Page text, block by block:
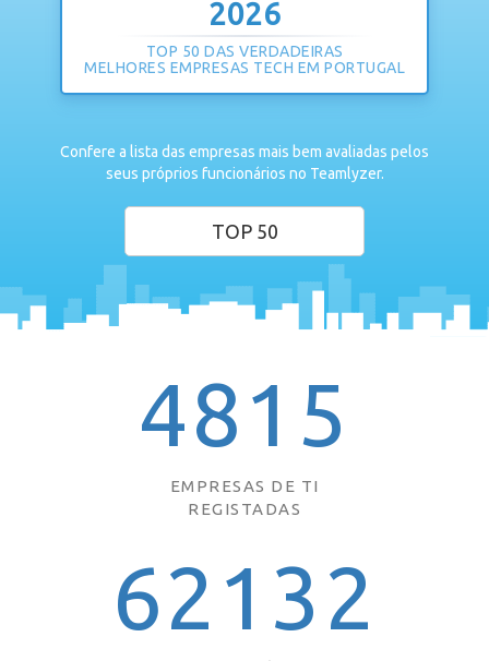
2026
TOP 50 DAS VERDADEIRAS
MELHORES EMPRESAS TECH EM PORTUGAL
Confere a lista das empresas mais bem avaliadas pelos
seus próprios funcionários no Teamlyzer.
TOP 50
4815
EMPRESAS DE TI
REGISTADAS
62132